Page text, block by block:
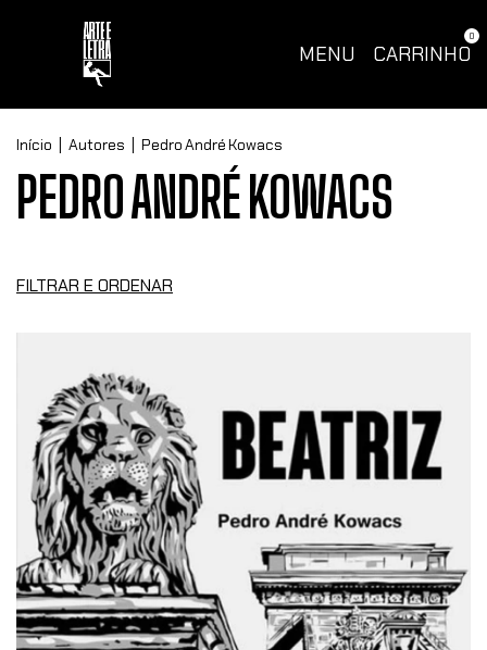
MENU CARRINHO
0
Início Autores Pedro André Kowacs
PEDRO ANDRÉ KOWACS
FILTRAR E ORDENAR